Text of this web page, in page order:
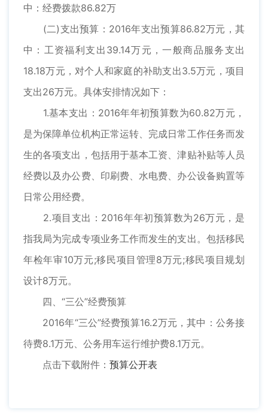
中：经费拨款86.82万
(二)支出预算：2016年支出预算86.82万元，其
中：工资福利支出39.14万元，一般商品服务支出
18.18万元，对个人和家庭的补助支出3.5万元，项目
支出26万元。具体安排情况如下：
1.基本支出：2016年年初预算数为60.82万元，
是为保障单位机构正常运转、完成日常工作任务而发
生的各项支出，包括用于基本工资、津贴补贴等人员
经费以及办公费、印刷费、水电费、办公设备购置等
日常公用经费。
2.项目支出：2016年年初预算数为26万元，是
指我局为完成专项业务工作而发生的支出。包括移民
年检年审10万元;移民项目管理8万元;移民项目规划
设计8万元。
四、“三公”经费预算
2016年“三公”经费预算16.2万元，其中：公务接
待费8.1万元、公务用车运行维护费8.1万元。
点击下载附件： 预算公开表